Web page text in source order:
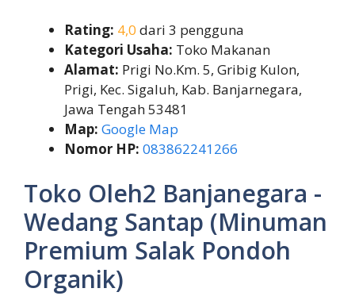
Rating: 4,0 dari 3 pengguna
Kategori Usaha: Toko Makanan
Alamat: Prigi No.Km. 5, Gribig Kulon,
Prigi, Kec. Sigaluh, Kab. Banjarnegara,
Jawa Tengah 53481
Map: Google Map
Nomor HP: 083862241266
Toko Oleh2 Banjanegara -
Wedang Santap (Minuman
Premium Salak Pondoh
Organik)